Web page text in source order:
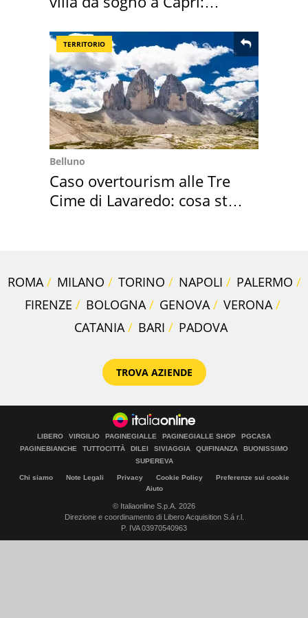
TERRITORIO
Belluno
Caso overtourism alle Tre
Cime di Lavaredo: cosa sta
ROMA MILANO TORINO NAPOLI
PALERMO
FIRENZE
BOLOGNA GENOVA
VERONA
CATANIA
BARI PADOVA
TROVA AZIENDE
LIBERO VIRGILIO PAGINEGIALLE PAGINEGIALLE SHOP
PGCASA
PAGINEBIANCHE
TUTTOCITTÀ DILEI SIVIAGGIA QUIFINANZA
BUONISSIMO
SUPEREVA
Chi siamo Note Legali Privacy Cookie Policy
Preferenze sui cookie
Aiuto
© Italiaonline S.p.A. 2026
Direzione e coordinamento di Libero Acquisition S.á r.l.
P. IVA 03970540963